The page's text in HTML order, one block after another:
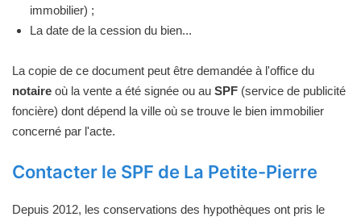
immobilier) ;
La date de la cession du bien...
La copie de ce document peut être demandée à l'office du
notaire où la vente a été signée ou au SPF (service de publicité
foncière) dont dépend la ville où se trouve le bien immobilier
concerné par l'acte.
Contacter le SPF de La Petite-Pierre
Depuis 2012, les conservations des hypothèques ont pris le